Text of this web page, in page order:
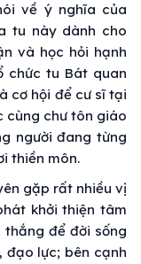
về ý nghĩa của
tu này dành cho
và học hỏi hạnh
chức tu Bát quan
cơ hội để cư sĩ tại
cùng chư tôn giáo
người đang từng
thiền môn.
gặp rất nhiều vị
khởi thiện tâm
thắng để đời sống
lực; bên cạnh